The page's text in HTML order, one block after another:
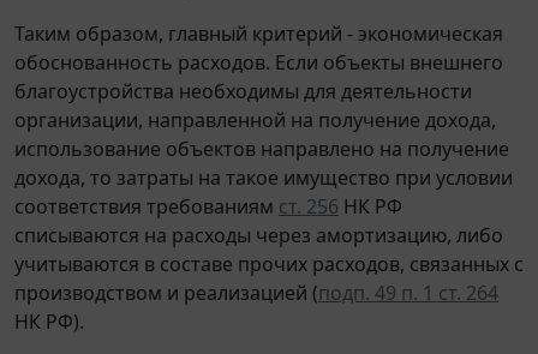
Таким образом, главный критерий - экономическая
обоснованность расходов. Если объекты внешнего
благоустройства необходимы для деятельности
организации, направленной на получение дохода,
использование объектов направлено на получение
дохода, то затраты на такое имущество при условии
соответствия требованиям ст. 256 НК РФ
списываются на расходы через амортизацию, либо
учитываются в составе прочих расходов, связанных с
производством и реализацией (подп. 49 п. 1 ст. 264
НК РФ).